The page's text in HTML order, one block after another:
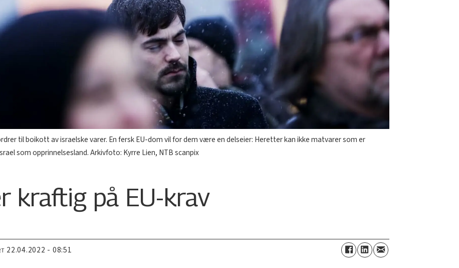
til boikott av israelske varer. En fersk EU-dom vil for dem være en delseier: Heretter kan ikke matvarer som er
som opprinnelsesland. Arkivfoto: Kyrre Lien, NTB scanpix
kraftig på EU-krav
22.04.2022 - 08:51